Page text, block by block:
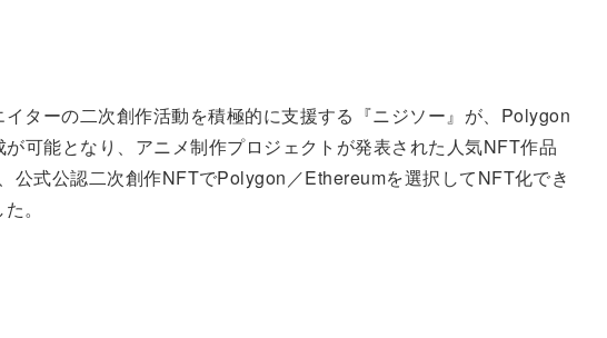
ターの二次創作活動を積極的に支援する『ニジソー』が、Polygon
可能となり、アニメ制作プロジェクトが発表された人気NFT作品
公式公認二次創作NFTでPolygon／Ethereumを選択してNFT化でき
。